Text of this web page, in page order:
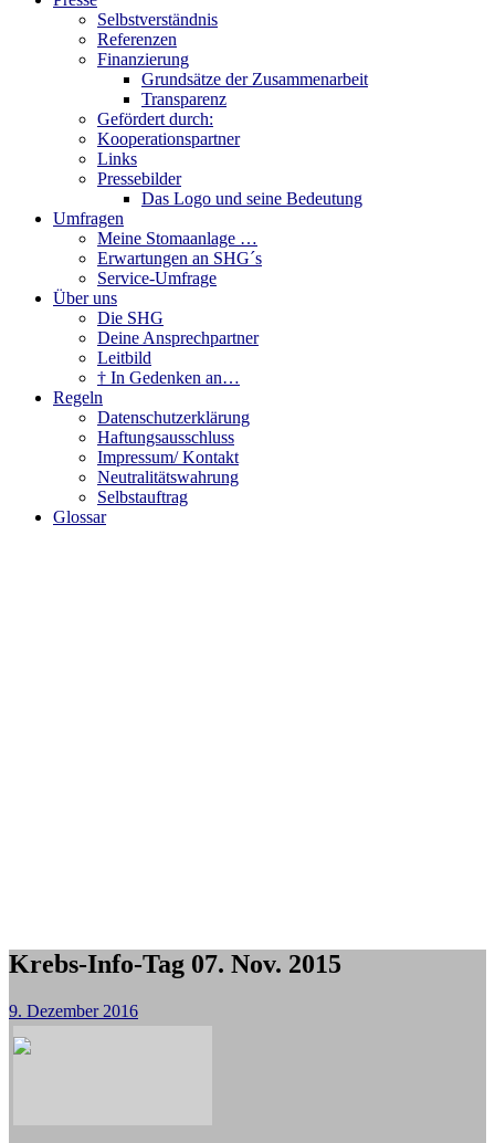
Selbstverständnis
Referenzen
Finanzierung
Grundsätze der Zusammenarbeit
Transparenz
Gefördert durch:
Kooperationspartner
Links
Pressebilder
Das Logo und seine Bedeutung
Umfragen
Meine Stomaanlage …
Erwartungen an SHG´s
Service-Umfrage
Über uns
Die SHG
Deine Ansprechpartner
Leitbild
† In Gedenken an…
Regeln
Datenschutzerklärung
Haftungsausschluss
Impressum/ Kontakt
Neutralitätswahrung
Selbstauftrag
Glossar
Krebs-Info-Tag 07. Nov. 2015
9. Dezember 2016